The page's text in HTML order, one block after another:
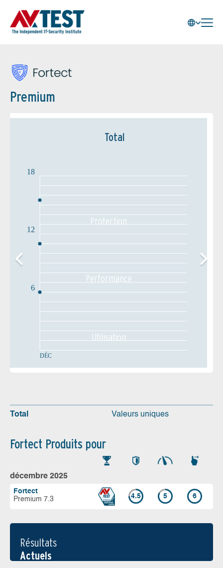
Premium
Total
DÉC
6
12
18
Protection
Performance
Utilisation
Total Valeurs uniques
Fortect Produits pour
décembre 2025
Fortect
Premium 7.3
4.5 5 6
Résultats
Actuels